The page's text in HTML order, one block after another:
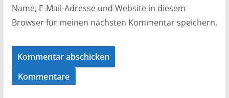
Name, E-Mail-Adresse und Website in diesem
Browser für meinen nächsten Kommentar speichern.
Kommentare